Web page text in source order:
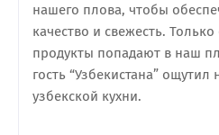
нашего плова, чтобы
качество и свежесть.
продукты попадают в наш
гость “Узбекистана” ощутил
узбекской кухни.